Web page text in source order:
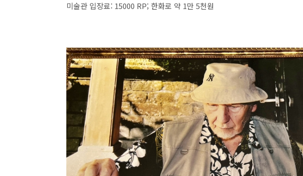
미술관 입장료: 15000 RP; 한화로 약 1만 5천원